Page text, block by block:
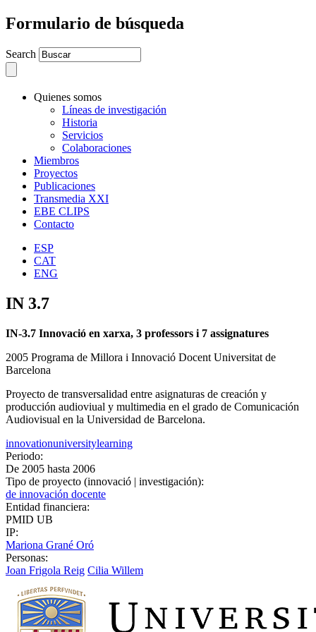
Formulario de búsqueda
Search
Quienes somos
Líneas de investigación
Historia
Servicios
Colaboraciones
Miembros
Proyectos
Publicaciones
Transmedia XXI
EBE CLIPS
Contacto
ESP
CAT
ENG
IN 3.7
IN-3.7 Innovació en xarxa, 3 professors i 7 assignatures
2005 Programa de Millora i Innovació Docent Universitat de
Barcelona
Proyecto de transversalidad entre asignaturas de creación y
producción audioviual y multimedia en el grado de Comunicación
Audiovisual en la Universidad de Barcelona.
innovationuniversitylearning
Periodo:
De 2005 hasta 2006
Tipo de proyecto (innovació | investigación):
de innovación docente
Entidad financiera:
PMID UB
IP:
Mariona Grané Oró
Personas:
Joan Frigola Reig Cilia Willem